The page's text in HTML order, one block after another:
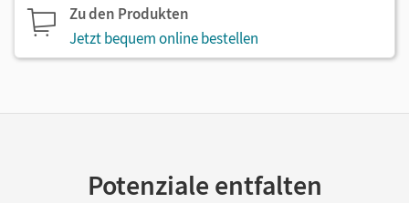
Zu den Produkten
Jetzt bequem online bestellen
Potenziale entfalten